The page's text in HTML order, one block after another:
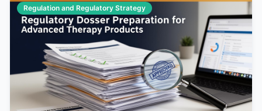
Regulation and Regulatory Strategy